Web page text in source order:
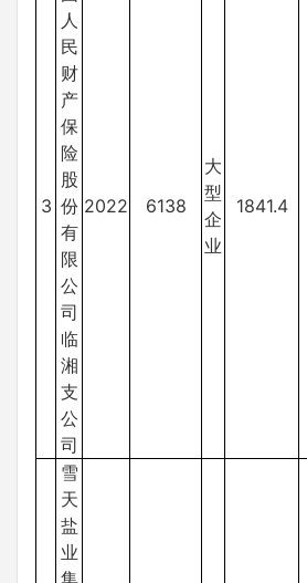
3
人
民
财
产
保
险
股
份
有
限
公
司
临
湘
支
公
司
2022 6138
大
型
企
业
1841.4
雪
天
盐
业
集